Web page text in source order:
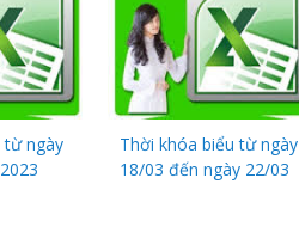
từ ngày
Thời khóa biểu từ ngày
18/03 đến ngày 22/03